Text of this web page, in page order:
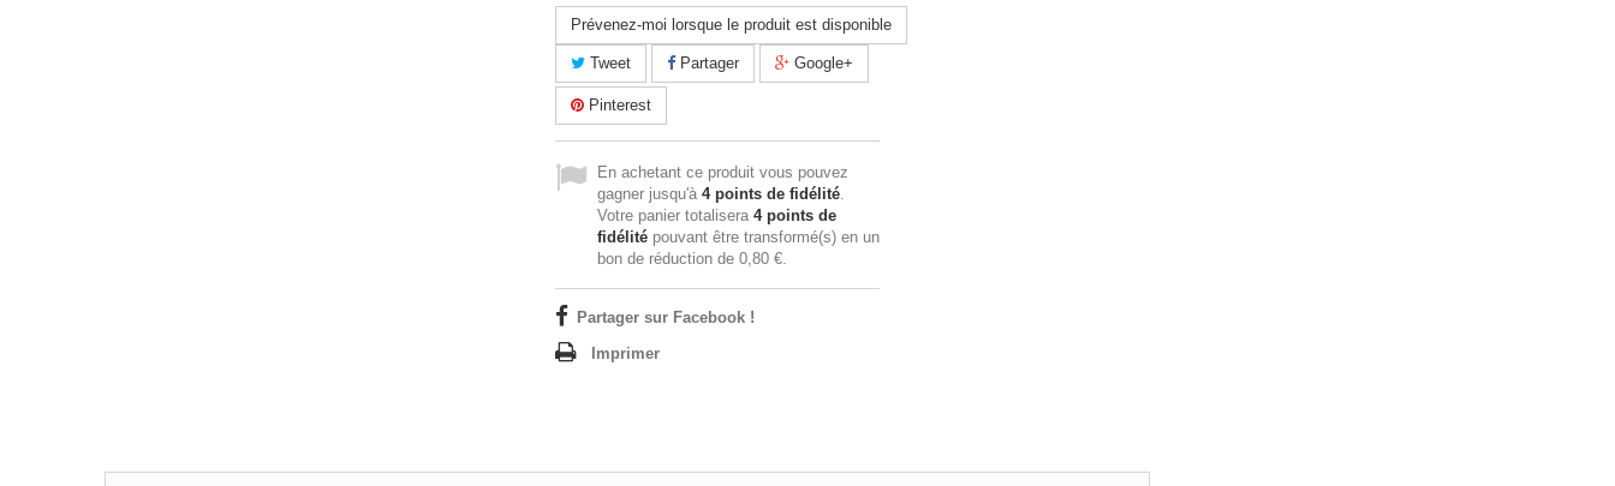
Prévenez-moi lorsque le produit est disponible
Tweet Partager Google+
Pinterest
En achetant ce produit vous pouvez
gagner jusqu'à 4points de fidélité.
Votre panier totalisera 4points de
fidélité pouvant être transformé(s) en un
bon de réduction de 0,80 €.
Partager sur Facebook !
Imprimer